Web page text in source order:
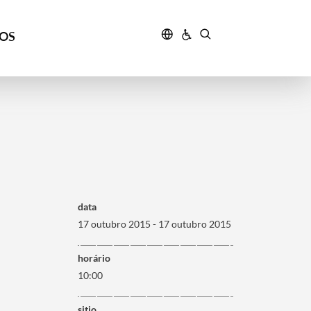
data
17 outubro 2015 - 17 outubro 2015
horário
10:00